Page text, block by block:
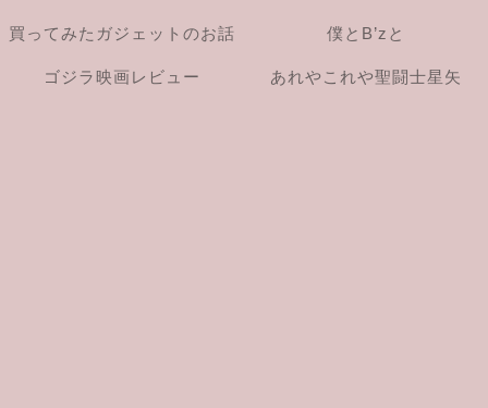
買ってみたガジェットのお話 僕とB’zと
ゴジラ映画レビュー あれやこれや聖闘士星矢